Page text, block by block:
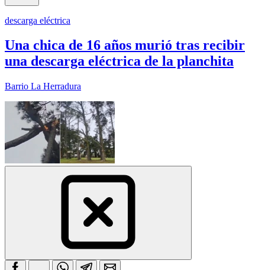
descarga eléctrica
Una chica de 16 años murió tras recibir
una descarga eléctrica de la planchita
Barrio La Herradura